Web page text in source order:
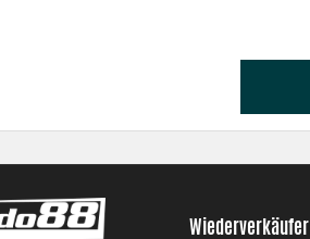
Wiederverkäufer